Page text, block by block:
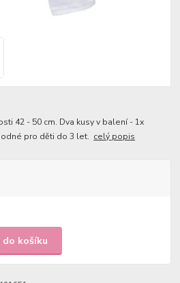
42 - 50 cm. Dva kusy v balení - 1x
pro děti do 3 let. celý popis
košíku